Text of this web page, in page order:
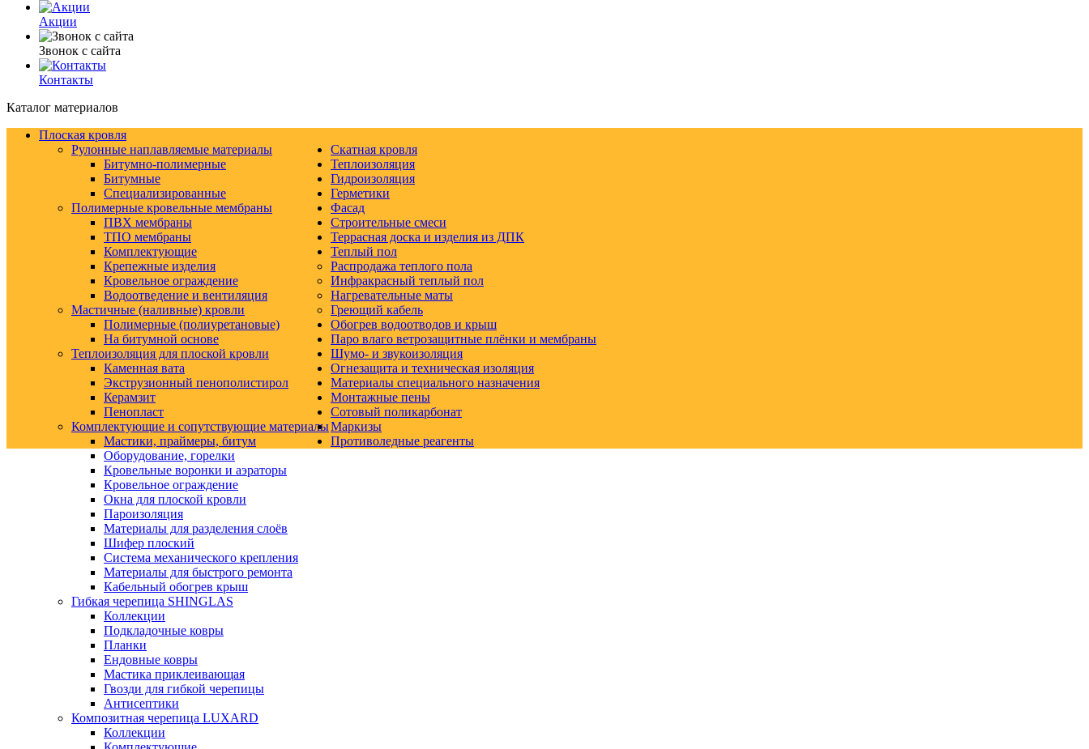
Акции
Звонок с сайта
Контакты
Каталог материалов
Плоская кровля
Рулонные наплавляемые материалы
Битумно-полимерные
Битумные
Специализированные
Полимерные кровельные мембраны
ПВХ мембраны
ТПО мембраны
Комплектующие
Крепежные изделия
Кровельное ограждение
Водоотведение и вентиляция
Мастичные (наливные) кровли
Полимерные (полиуретановые)
На битумной основе
Теплоизоляция для плоской кровли
Каменная вата
Экструзионный пенополистирол
Керамзит
Пенопласт
Комплектующие и сопутствующие материалы
Мастики, праймеры, битум
Оборудование, горелки
Кровельные воронки и аэраторы
Кровельное ограждение
Окна для плоской кровли
Пароизоляция
Материалы для разделения слоёв
Шифер плоский
Система механического крепления
Материалы для быстрого ремонта
Кабельный обогрев крыш
Скатная кровля
Гибкая черепица SHINGLAS
Коллекции
Подкладочные ковры
Планки
Ендовные ковры
Мастика приклеивающая
Гвозди для гибкой черепицы
Антисептики
Композитная черепица LUXARD
Коллекции
Теплоизоляция
Гидроизоляция
Герметики
Фасад
Строительные смеси
Террасная доска и изделия из ДПК
Теплый пол
Распродажа теплого пола
Инфракрасный теплый пол
Нагревательные маты
Греющий кабель
Обогрев водоотводов и крыш
Паро влаго ветрозащитные плёнки и мембраны
Шумо- и звукоизоляция
Огнезащита и техническая изоляция
Материалы специального назначения
Монтажные пены
Сотовый поликарбонат
Маркизы
Противоледные реагенты